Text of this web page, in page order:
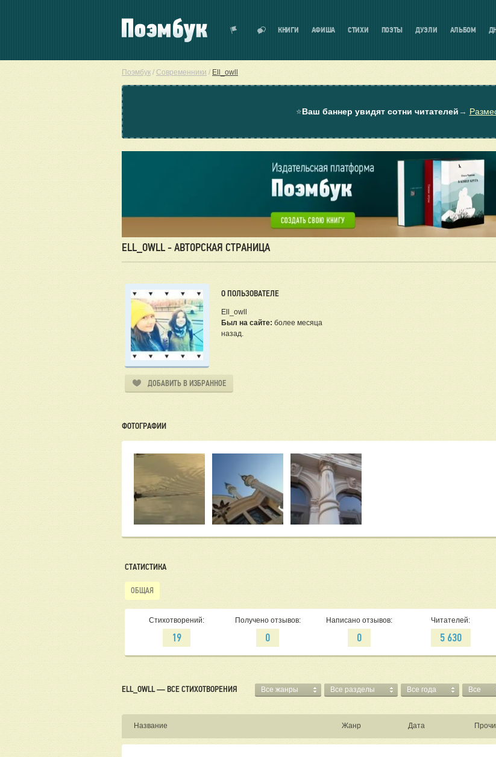
КНИГИ АФИША СТИХИ ПОЭТЫ ДУЭЛИ АЛЬБОМ
Поэмбук / Современники / Ell_owll
⭐Ваш баннер увидят сотни читателей →
ELL_OWLL - АВТОРСКАЯ СТРАНИЦА
О ПОЛЬЗОВАТЕЛЕ
Ell_owll
Был на сайте: более месяца
назад.
ДОБАВИТЬ В ИЗБРАННОЕ
ФОТОГРАФИИ
СТАТИСТИКА
ОБЩАЯ
Стихотворений:
19
Получено отзывов:
0
Написано отзывов:
0
Читателей:
5 630
ELL_OWLL — ВСЕ СТИХОТВОРЕНИЯ Все жанры Все разделы Все года Все
Название Жанр Дата